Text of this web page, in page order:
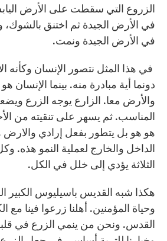
الزروع التي سقطت على الأرض
في الأرض الجيدة ثم اختنق
في الأرض الجيدة ونمت.
في هذا المثل نتصور الإنسان وكأنه
دونما أية مبادرة منه. بينما الإنسان
والأرض معا. الزارع يوجه الزرع
المناسب. ثم يسهر على تنقيته من
هو هو بل يتطور بفعل إرادي
الداخل والخارج لعملية النمو هذه.
الثلاثة يؤدي إلى خلل في الكل.
هكذا شبه القديس باسيليوس الكبير
وحياة المؤمنين. أهلنا زرعوا فينا مع
القدس. ونحن من ينمي الزرع في